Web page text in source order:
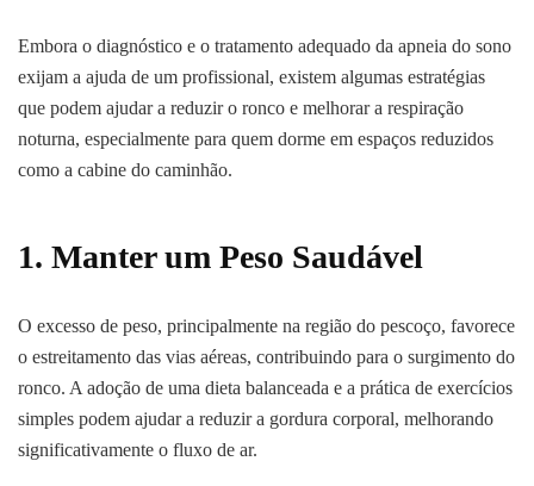
Embora o diagnóstico e o tratamento adequado da apneia do sono
exijam a ajuda de um profissional, existem algumas estratégias
que podem ajudar a reduzir o ronco e melhorar a respiração
noturna, especialmente para quem dorme em espaços reduzidos
como a cabine do caminhão.
1. Manter um Peso Saudável
O excesso de peso, principalmente na região do pescoço, favorece
o estreitamento das vias aéreas, contribuindo para o surgimento do
ronco. A adoção de uma dieta balanceada e a prática de exercícios
simples podem ajudar a reduzir a gordura corporal, melhorando
significativamente o fluxo de ar.